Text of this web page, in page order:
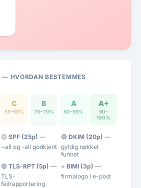
HVORDAN BESTEMMES
C
55–69%
B
70–79%
A
80–89%
A+
90–
100%
🟡 SPF (25p) —
~all og -all godkjent
🟢 DKIM (20p) —
gyldig nøkkel
funnet
🟣 TLS-RPT (5p) —
TLS-
feilrapportering
⭐ BIMI (3p) —
firmalogo i e-post